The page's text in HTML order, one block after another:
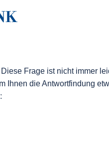
Frage ist nicht immer
Ihnen die Antwortfindung